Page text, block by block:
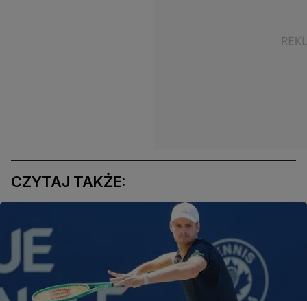
CZYTAJ TAKŻE: